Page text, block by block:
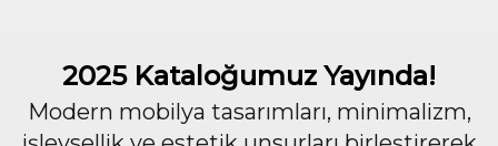
2025 Kataloğumuz Yayında!
Modern mobilya tasarımları, minimalizm,